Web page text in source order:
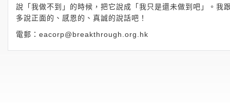
說「我做不到」的時候，把它說成「我只是還未做到吧」。
多說正面的、感恩的、真誠的說話吧！
電郵： eacorp@breakthrough.org.hk